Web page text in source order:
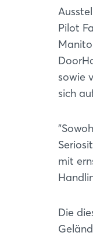
Pilot
sowie
sich
mit
Die